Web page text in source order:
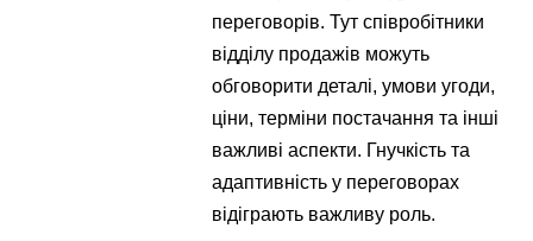
переговорів. Тут співробітники
відділу продажів можуть
обговорити деталі, умови угоди,
ціни, терміни постачання та інші
важливі аспекти. Гнучкість та
адаптивність у переговорах
відіграють важливу роль.